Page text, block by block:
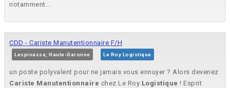
notamment...
CDD - Cariste Manutentionnaire F/H
Lespinasse, Haute-Garonne Le Roy Logistique
un poste polyvalent pour ne jamais vous ennuyer ? Alors devenez
Cariste Manutentionnaire chez Le Roy Logistique ! Esprit